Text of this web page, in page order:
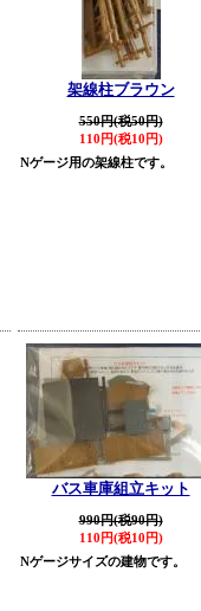
架線柱ブラウン
550円(税50円)
110円(税10円)
Nゲージ用の架線柱です。
バス車庫組立キット
990円(税90円)
110円(税10円)
Nゲージサイズの建物です。